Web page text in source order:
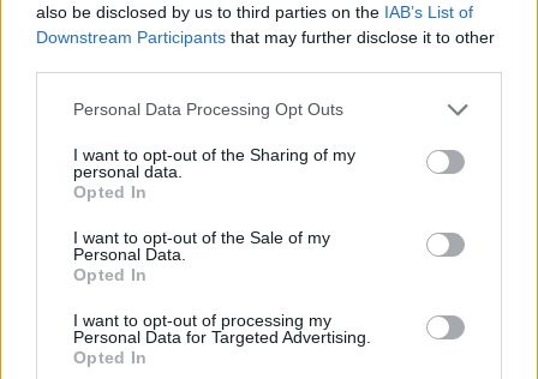
also be disclosed by us to third parties on the IAB’s List of
Downstream Participants that may further disclose it to other
Please note that this website/app uses one or more Google
not limited to your visit or usage behaviour. You may click to
grant or deny consent to Google and its third-party tags to
use your data for below specified purposes in below Google
consent section.
Personal Data Processing Opt Outs
I want to opt-out of the Sharing of my
personal data.
Opted In
I want to opt-out of the Sale of my
Personal Data.
Opted In
I want to opt-out of processing my
Personal Data for Targeted Advertising.
Opted In